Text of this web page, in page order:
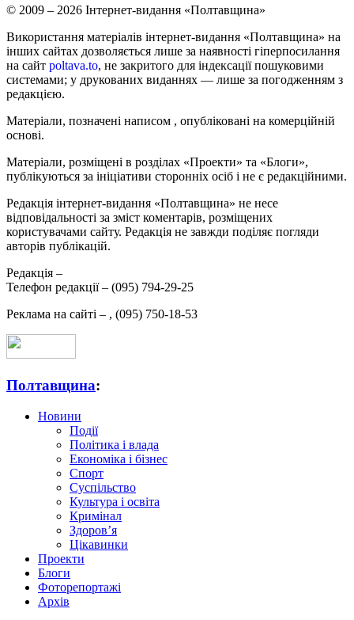
© 2009 – 2026 Інтернет-видання «Полтавщина»
Використання матеріалів інтернет-видання «Полтавщина» на
інших сайтах дозволяється лише за наявності гіперпосилання
на сайт poltava.to, не закритого для індексації пошуковими
системами; у друкованих виданнях — лише за погодженням з
редакцією.
Матеріали, позначені написом , опубліковані на комерційній
основі.
Матеріали, розміщені в розділах «Проекти» та «Блоги»,
публікуються за ініціативи сторонніх осіб і не є редакційними.
Редакція інтернет-видання «Полтавщина» не несе
відповідальності за зміст коментарів, розміщених
користувачами сайту. Редакція не завжди поділяє погляди
авторів публікацій.
Редакція –
Телефон редакції – (095) 794-29-25
Реклама на сайті – , (095) 750-18-53
Полтавщина:
Новини
Події
Політика і влада
Економіка і бізнес
Спорт
Суспільство
Культура і освіта
Кримінал
Здоров’я
Цікавинки
Проекти
Блоги
Фоторепортажі
Архів